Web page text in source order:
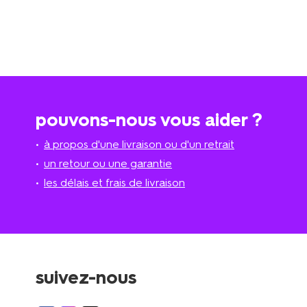
pouvons-nous vous aider ?
à propos d'une livraison ou d'un retrait
un retour ou une garantie
les délais et frais de livraison
suivez-nous